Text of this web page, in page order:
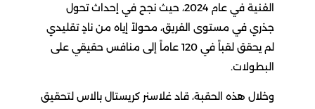
الفنية في عام 2024، حيث نجح في إحداث تحول
جذري في مستوى الفريق، محولاً إياه من نادٍ تقليدي
لم يحقق لقباً في 120 عاماً إلى منافس حقيقي على
البطولات.
وخلال هذه الحقبة، قاد غلاسنر كريستال بالاس لتحقيق